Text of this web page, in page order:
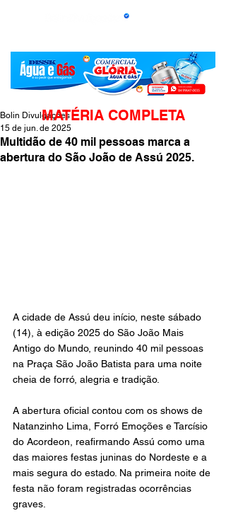
Multidão de 40 mil pessoas marca a
abertura do São João de Assú 2025.
Bolin Divulgações
15 de jun. de 2025
A cidade de Assú deu início, neste sábado
(14), à edição 2025 do São João Mais
Antigo do Mundo, reunindo 40 mil pessoas
na Praça São João Batista para uma noite
cheia de forró, alegria e tradição.
A abertura oficial contou com os shows de
Natanzinho Lima, Forró Emoções e Tarcísio
do Acordeon, reafirmando Assú como uma
das maiores festas juninas do Nordeste e a
mais segura do estado. Na primeira noite de
festa não foram registradas ocorrências
graves.
MATÉRIA COMPLETA